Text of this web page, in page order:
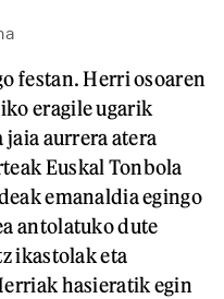
festan. Herri osoaren
eragile ugarik
aurrera atera
Euskal Tonbola
emanaldia egingo
antolatuko dute
ikastolak eta
hasieratik egin